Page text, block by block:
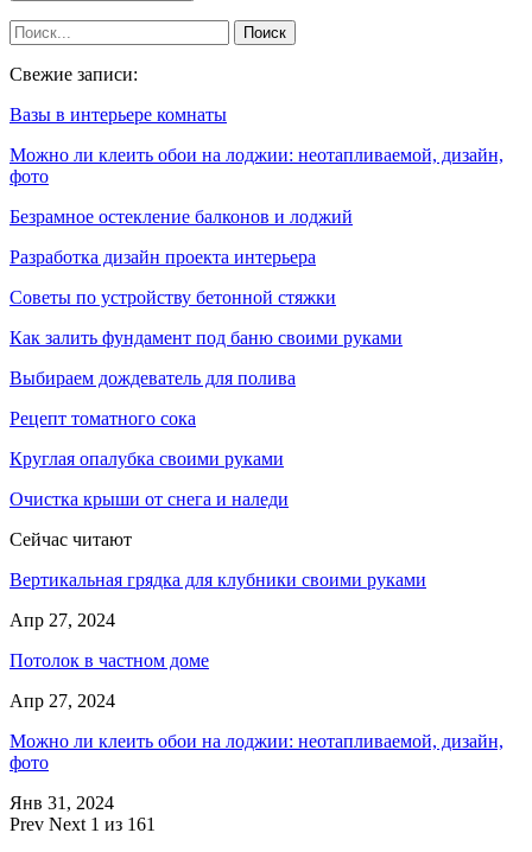
Свежие записи:
Вазы в интерьере комнаты
Можно ли клеить обои на лоджии: неотапливаемой, дизайн,
фото
Безрамное остекление балконов и лоджий
Разработка дизайн проекта интерьера
Советы по устройству бетонной стяжки
Как залить фундамент под баню своими руками
Выбираем дождеватель для полива
Рецепт томатного сока
Круглая опалубка своими руками
Очистка крыши от снега и наледи
Сейчас читают
Вертикальная грядка для клубники своими руками
Апр 27, 2024
Потолок в частном доме
Апр 27, 2024
Можно ли клеить обои на лоджии: неотапливаемой, дизайн,
фото
Янв 31, 2024
Prev Next 1 из 161